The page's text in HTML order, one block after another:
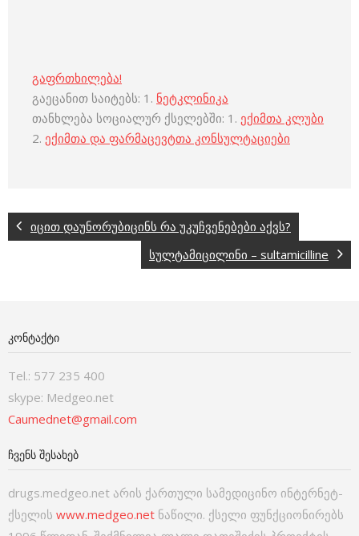
გაფრთხილება!
გაეცანით საიტებს: 1. ნეტკლინიკა
თანხლება სოციალურ ქსელებში: 1. ექიმთა კლუბი
2. ექიმთა და ფარმაცევტთა კონსულტაციები
იცით დაუნორუბიცინს რა უკუჩვენებები აქვს?
სულტამიცილინი – sultamicilline
ᲙᲝᲜᲢᲐᲥᲢᲘ
Tel.: 577 235 400
skype: Medgeo.net
Caumednet@gmail.com
ᲩᲕᲔᲜᲡ ᲨᲔᲡᲐᲮᲔᲑ
drugs.medgeo.net არის ქართული სამედიცინო ინტერნეტ-
ქსელის www.medgeo.net ნაწილი. ქსელი ფუნქციონირებს